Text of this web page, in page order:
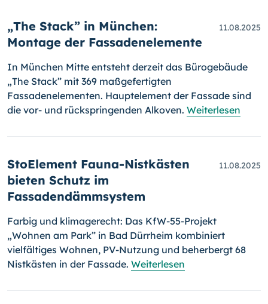
„The Stack” in München:
Montage der Fassadenelemente
11.08.2025
In München Mitte entsteht derzeit das Bürogebäude
„The Stack” mit 369 maßgefertigten
Fassadenelementen. Hauptelement der Fassade sind
die vor- und rückspringenden Alkoven. Weiterlesen
StoElement Fauna-Nistkästen
bieten Schutz im
Fassadendämmsystem
11.08.2025
Farbig und klimagerecht: Das KfW-55-Projekt
„Wohnen am Park” in Bad Dürrheim kombiniert
vielfältiges Wohnen, PV-Nutzung und beherbergt 68
Nistkästen in der Fassade. Weiterlesen